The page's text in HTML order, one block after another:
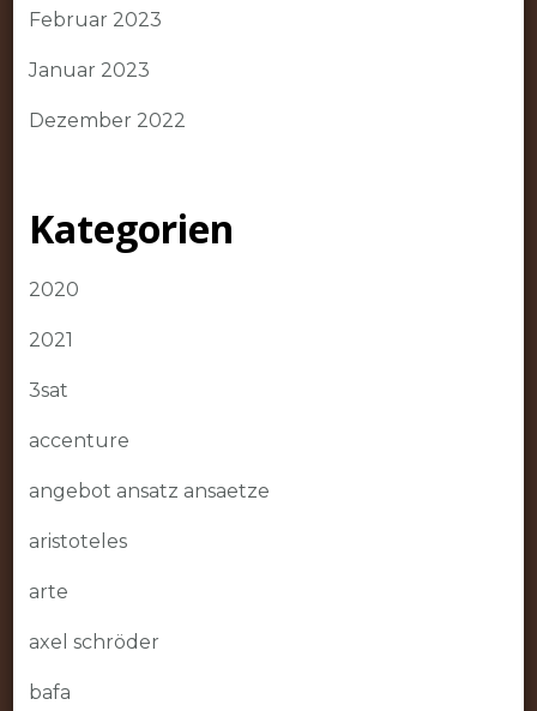
Februar 2023
Januar 2023
Dezember 2022
Kategorien
2020
2021
3sat
accenture
angebot ansatz ansaetze
aristoteles
arte
axel schröder
bafa